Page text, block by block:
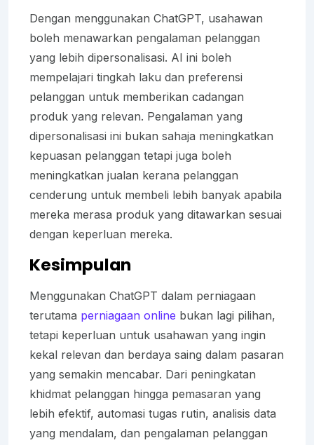
Dengan menggunakan ChatGPT, usahawan
boleh menawarkan pengalaman pelanggan
yang lebih dipersonalisasi. AI ini boleh
mempelajari tingkah laku dan preferensi
pelanggan untuk memberikan cadangan
produk yang relevan. Pengalaman yang
dipersonalisasi ini bukan sahaja meningkatkan
kepuasan pelanggan tetapi juga boleh
meningkatkan jualan kerana pelanggan
cenderung untuk membeli lebih banyak apabila
mereka merasa produk yang ditawarkan sesuai
dengan keperluan mereka.
Kesimpulan
Menggunakan ChatGPT dalam perniagaan
terutama perniagaan online bukan lagi pilihan,
tetapi keperluan untuk usahawan yang ingin
kekal relevan dan berdaya saing dalam pasaran
yang semakin mencabar. Dari peningkatan
khidmat pelanggan hingga pemasaran yang
lebih efektif, automasi tugas rutin, analisis data
yang mendalam, dan pengalaman pelanggan